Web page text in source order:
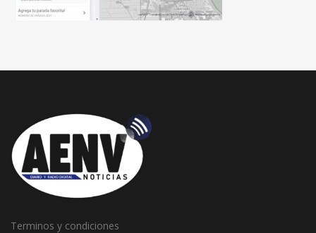
Terminos y condiciones